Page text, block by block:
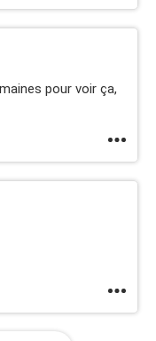
pour voir ça,